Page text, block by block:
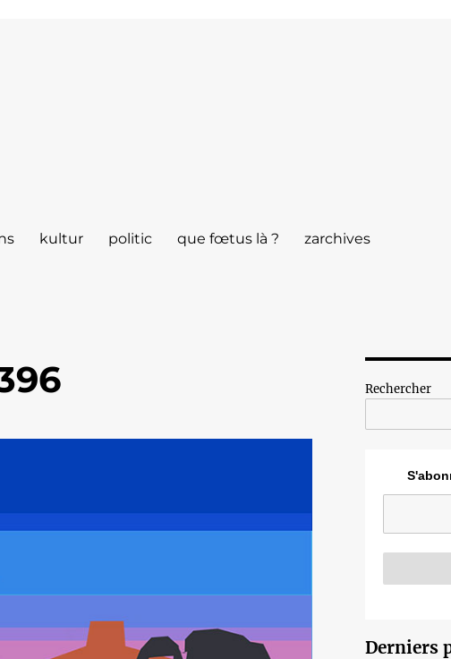
kultur politic que fœtus là ? zarchives
Rechercher
Derniers